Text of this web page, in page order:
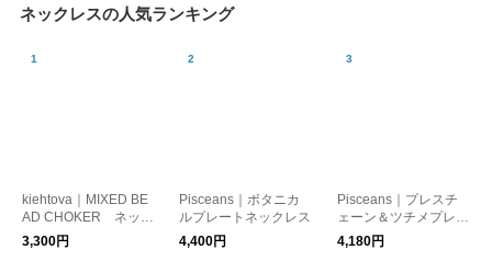
ネックレスの人気ランキング
kiehtova｜MIXED BE
AD CHOKER ネック
レス コード レイヤ
ード
3,300円
Pisceans｜ボタニカ
ルプレートネックレス
4,400円
Pisceans｜プレスチ
ェーン＆ツチメプレー
トネックレス（ステン
レス）
4,180円